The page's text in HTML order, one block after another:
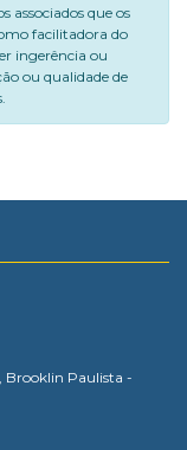
associados que os
facilitadora do
ingerência ou
ou qualidade de
Brooklin Paulista -